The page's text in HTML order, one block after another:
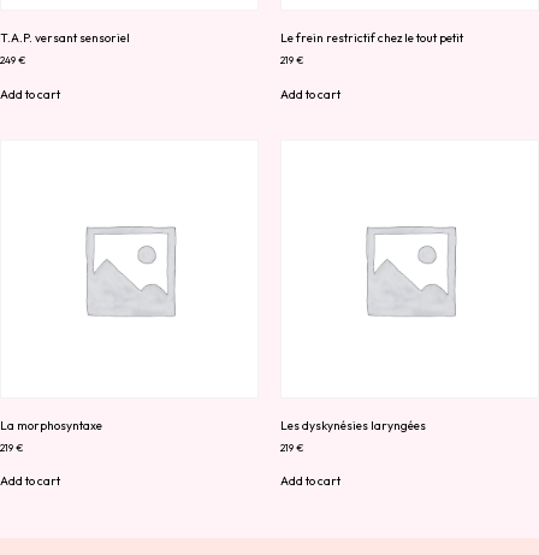
T.A.P. versant sensoriel
249€
Add to cart
Le frein restrictif chez le tout petit
219€
Add to cart
La morphosyntaxe
219€
Add to cart
Les dyskynésies laryngées
219€
Add to cart